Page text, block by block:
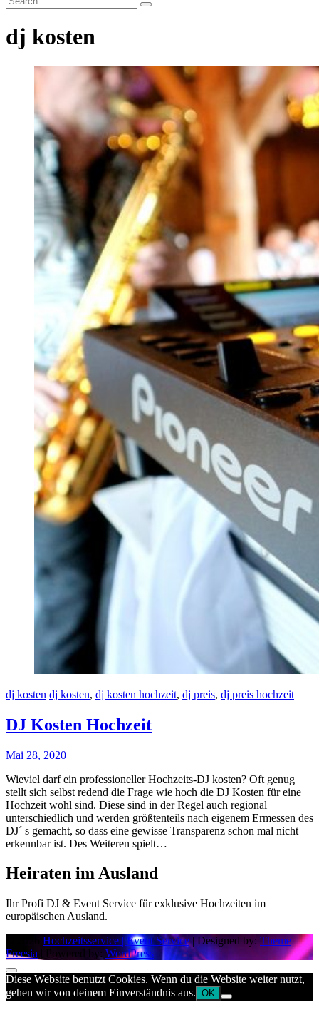
dj kosten
dj kosten dj kosten, dj kosten hochzeit, dj preis, dj preis hochzeit
DJ Kosten Hochzeit
Mai 28, 2020
Wieviel darf ein professioneller Hochzeits-DJ kosten? Oft genug
stellt sich selbst redend die Frage wie hoch die DJ Kosten für eine
Hochzeit wohl sind. Diese sind in der Regel auch regional
unterschiedlich und werden größtenteils nach eigenem Ermessen des
DJ´ s gemacht, so dass eine gewisse Transparenz schon mal nicht
erkennbar ist. Des Weiteren spielt…
Heiraten im Ausland
Ihr Profi DJ & Event Service für exklusive Hochzeiten im
europäischen Ausland.
Hochzeitsservice | Event Service| Designed by: Theme
Freesia | Powered by: WordPress
Diese Website benutzt Cookies. Wenn du die Website weiter nutzt,
gehen wir von deinem Einverständnis aus. OK